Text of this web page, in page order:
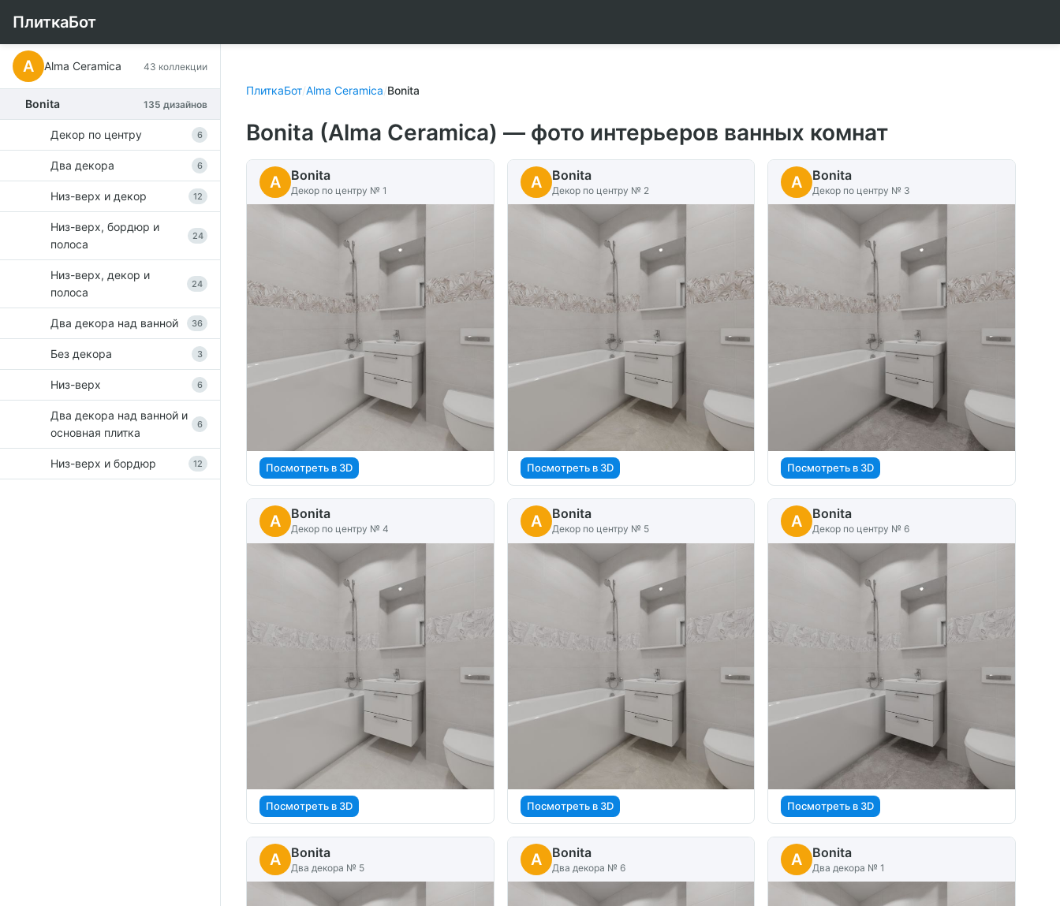
ПлиткаБот
A Alma Ceramica 43 коллекции
Bonita 135 дизайнов
Декор по центру 6
Два декора 6
Низ-верх и декор 12
Низ-верх, бордюр и
полоса
24
Низ-верх, декор и
полоса
24
Два декора над ванной 36
Без декора 3
Низ-верх 6
Два декора над ванной и
основная плитка
6
Низ-верх и бордюр 12
ПлиткаБот/Alma Ceramica/Bonita
Bonita (Alma Ceramica) — фото интерьеров ванных комнат
A Bonita
Декор по центру № 1
Посмотреть в 3D
A Bonita
Декор по центру № 2
Посмотреть в 3D
A Bonita
Декор по центру № 3
Посмотреть в 3D
A Bonita
Декор по центру № 4
Посмотреть в 3D
A Bonita
Декор по центру № 5
Посмотреть в 3D
A Bonita
Декор по центру № 6
Посмотреть в 3D
A Bonita
Два декора № 5 A Bonita
Два декора № 6 A Bonita
Два декора № 1